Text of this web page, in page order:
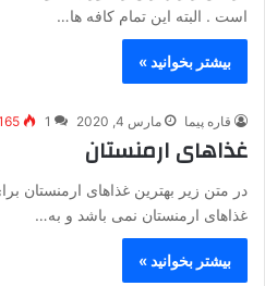
است . البته این تمام کافه ها…
بیشتر بخوانید »
قاره پیما مارس 4, 2020 1
غذاهای ارمنستان
در متن زیر بهترین غذاهای ارمنستان
غذاهای ارمنستان نمی باشد و به…
بیشتر بخوانید »